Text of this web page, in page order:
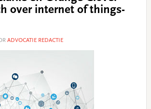
over internet of things-
ADVOCATIE REDACTIE